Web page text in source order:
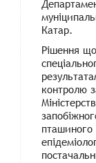
Катар.
Рішення
контролю
пташиного